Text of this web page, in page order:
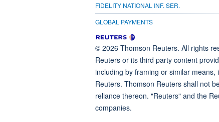
FIDELITY NATIONAL INF. SER.
GLOBAL PAYMENTS
© 2026 Thomson Reuters. All rights
Reuters or its third party content
including by framing or similar
Reuters. Thomson Reuters shall not
reliance thereon. "Reuters" and the
companies.